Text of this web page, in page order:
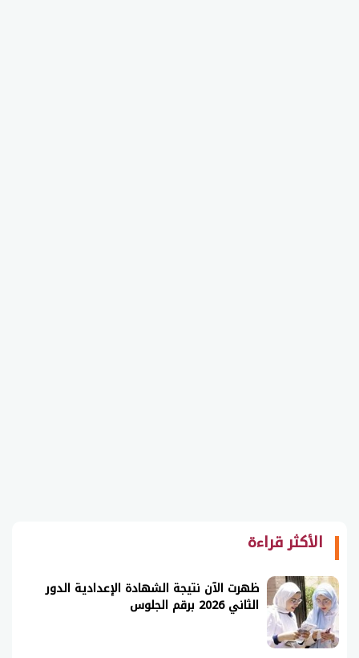
الأكثر قراءة
ظهرت الآن نتيجة الشهادة الإعدادية الدور
الثاني 2026 برقم الجلوس